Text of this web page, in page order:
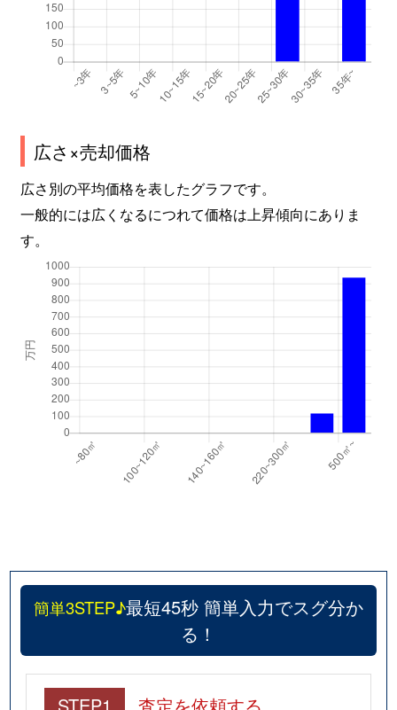
広さ×売却価格
広さ別の平均価格を表したグラフです。
一般的には広くなるにつれて価格は上昇傾向にありま
す。
簡単3STEP♪最短45秒 簡単入力でスグ分か
る！